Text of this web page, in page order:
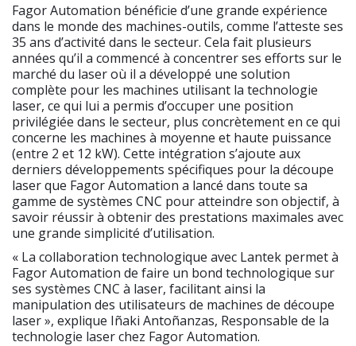
Fagor Automation bénéficie d’une grande expérience
dans le monde des machines-outils, comme l’atteste ses
35 ans d’activité dans le secteur. Cela fait plusieurs
années qu’il a commencé à concentrer ses efforts sur le
marché du laser où il a développé une solution
complète pour les machines utilisant la technologie
laser, ce qui lui a permis d’occuper une position
privilégiée dans le secteur, plus concrètement en ce qui
concerne les machines à moyenne et haute puissance
(entre 2 et 12 kW). Cette intégration s’ajoute aux
derniers développements spécifiques pour la découpe
laser que Fagor Automation a lancé dans toute sa
gamme de systèmes CNC pour atteindre son objectif, à
savoir réussir à obtenir des prestations maximales avec
une grande simplicité d’utilisation.
« La collaboration technologique avec Lantek permet à
Fagor Automation de faire un bond technologique sur
ses systèmes CNC à laser, facilitant ainsi la
manipulation des utilisateurs de machines de découpe
laser », explique Iñaki Antoñanzas, Responsable de la
technologie laser chez Fagor Automation.